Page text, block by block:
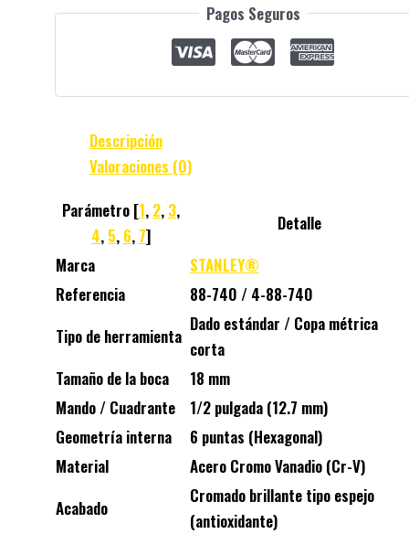
Pagos Seguros
Descripción
Valoraciones (0)
Parámetro [1, 2, 3,
4, 5, 6, 7]
Detalle
Marca
STANLEY®
Referencia
88-740 / 4-88-740
Tipo de herramienta
Dado estándar / Copa métrica
corta
Tamaño de la boca
18 mm
Mando / Cuadrante
1/2 pulgada (12.7 mm)
Geometría interna
6 puntas (Hexagonal)
Material
Acero Cromo Vanadio (Cr-V)
Acabado
Cromado brillante tipo espejo
(antioxidante)